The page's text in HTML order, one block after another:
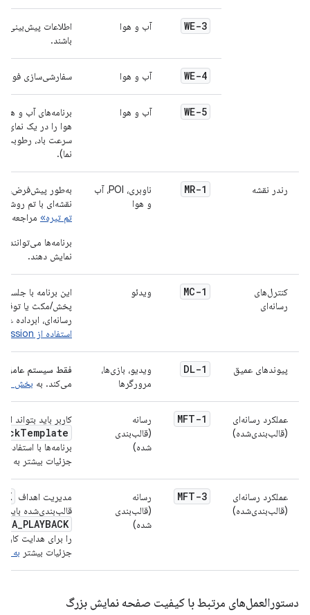
WE-3 آب و هوا
اطلاعات پیش‌بینی
باشند.
WE-4 آب و هوا سفارشی‌سازی فواصل
WE-5 آب و هوا
برنامه‌های آب و
هوا را در یک نمای
سرعت باد، رطوبت،
نما).
رندر نقشه MR-1
ناوبری، POI، آب
و هوا
به‌طور پیش‌فرض،
نقشه‌ای با تم روشن
تم تیره» مراجعه
برنامه‌ها می‌توانند
نمایش دهند.
کنترل‌های
رسانه‌ای
MC-1 ویدئو
این برنامه با جلسه
پخش/مکث یا توقف
رسانه‌ای، ابرداده
استفاده از MediaSession
پیوندهای عمیق DL-1
ویدیو، بازی‌ها،
مرورگرها
فقط سیستم عامل
می‌کند. به بخش
عملکرد رسانه‌ای
(قالب‌بندی‌شده)
MFT-1
رسانه
(قالب‌بندی
شده)
کاربر باید بتواند
جزئیات بیشتر به
عملکرد رسانه‌ای
(قالب‌بندی‌شده)
MFT-3
رسانه
(قالب‌بندی
شده)
مدیریت اهداف
قالب‌بندی‌شده باید
را برای هدایت
جزئیات بیشتر به
دستورالعمل‌های مرتبط با کیفیت صفحه نمایش بزرگ